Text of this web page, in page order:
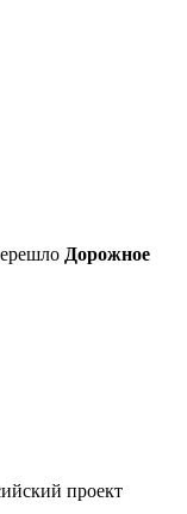
Дорожное
проект